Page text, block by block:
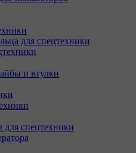
для спецтехники
и втулки
спецтехники